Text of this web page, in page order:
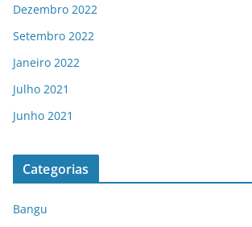
Dezembro 2022
Setembro 2022
Janeiro 2022
Julho 2021
Junho 2021
Categorias
Bangu